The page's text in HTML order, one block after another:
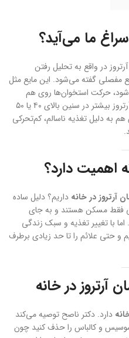
ما می‌آید؟
در واقع به تحلیل رفتن
گفته می‌شود. این مایع مثل
حرکت استخوان‌ها روی هم
باعث درد و التهاب می‌شود. در گذشته آرتروز بیشتر در سنین بالای ۴۰ یا ۵۰
به دلیل تغذیه ناسالم، کم‌تحرکی
اهمیت دارد؟
آرتروز در خانه داریم؟ دلیل ساده
فقط مسکن هستند و به جای
با تغییر تغذیه و سبک زندگی
و حتی علائم را تا حد زیادی برطرف
آرتروز در خانه
دارد. دکتر ناصح توصیه می‌کند
و کالباس را حذف کنید چون